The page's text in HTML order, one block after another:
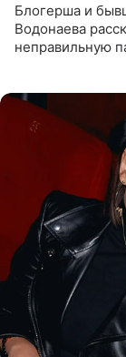
Блогерша и
Водонаева
неправильную